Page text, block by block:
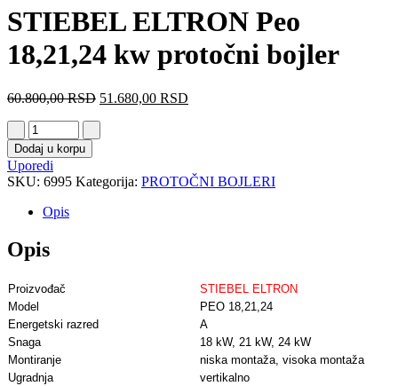
STIEBEL ELTRON Peo
18,21,24 kw protočni bojler
60.800,00RSD 51.680,00 RSD
Dodaj u korpu
Uporedi
SKU: 6995 Kategorija: PROTOČNI BOJLERI
Opis
Opis
Proizvođač
STIEBEL ELTRON
Model
PEO 18,21,24
Energetski razred
A
Snaga
18 kW, 21 kW, 24 kW
Montiranje
niska montaža, visoka montaža
Ugradnja
vertikalno